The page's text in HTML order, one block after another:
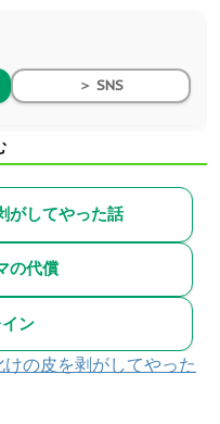
＞ SNS
がしてやった話
の代償
ン
の皮を剥がしてやった